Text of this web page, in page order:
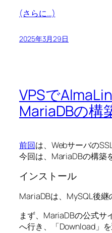
(さらに…)
2025年3月29日
VPSで
MariaDBの構
前回は、Webサーバの
今回は、MariaDBの構築
インストール
MariaDBは、MySQL後継
まず、MariaDBの公式サ
へ行き、「Download」を